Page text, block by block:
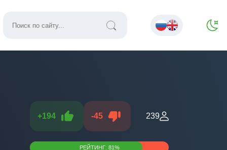
+194 -45 239
РЕЙТИНГ: 81%